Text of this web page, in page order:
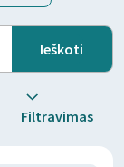
Filtravimas